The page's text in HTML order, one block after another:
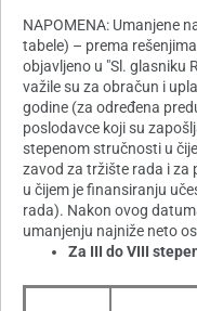
NAPOMENA: Umanjene
tabele) – prema
objavljeno u "Sl. glasniku
važile su za obračun i
godine (za određena
poslodavce koji su
stepenom stručnosti u
zavod za tržište rada i za
u čijem je finansiranju
rada). Nakon ovog
umanjenju najniže neto
Za III do VIII